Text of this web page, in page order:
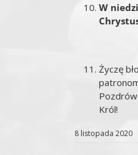
W
Życzę
Król!
8 listopada 2020